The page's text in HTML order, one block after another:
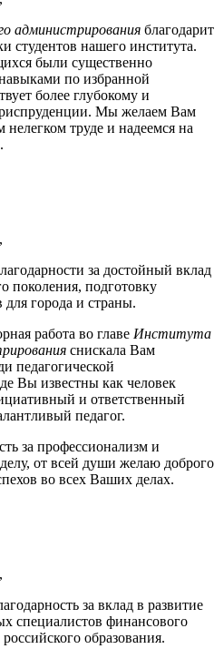
администрирования благодарит
студентов нашего института.
были существенно
по избранной
более глубокому и
Мы желаем Вам
труде и надеемся на
,
за достойный вклад
поколения, подготовку
города и страны.
работа во главе Института
снискала Вам
педагогической
Вы известны как человек
и ответственный
педагог.
за профессионализм и
от всей души желаю доброго
во всех Ваших делах.
,
за вклад в развитие
специалистов финансового
образования.